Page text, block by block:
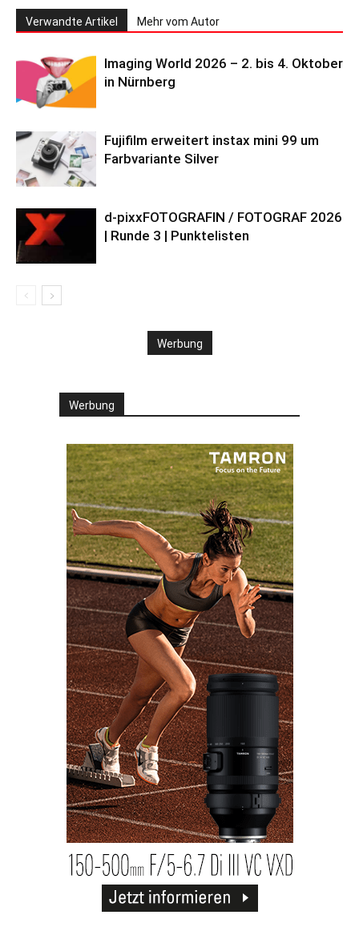
Verwandte Artikel Mehr vom Autor
Imaging World 2026 – 2. bis 4. Oktober
in Nürnberg
Fujifilm erweitert instax mini 99 um
Farbvariante Silver
d-pixxFOTOGRAFIN / FOTOGRAF 2026
| Runde 3 | Punktelisten
Werbung
Werbung